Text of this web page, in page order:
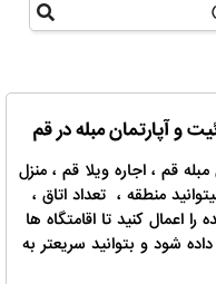
و آپارتمان مبله در قم
قم ، اجاره ویلا قم ، منزل
منطقه ، تعداد اتاق ،
اعمال کنید تا اقامتگاه ها
شود و بتوانید سریعتر به